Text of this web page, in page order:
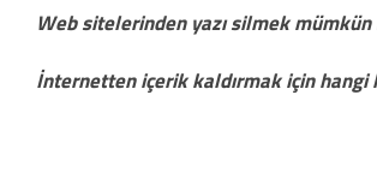
Web sitelerinden yazı silmek mümkün
İnternetten içerik kaldırmak için hangi